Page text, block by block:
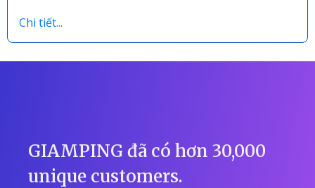
Chi tiết...
GIAMPING đã có hơn 30,000
unique customers.